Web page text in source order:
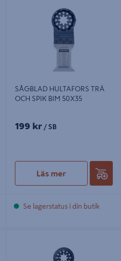
SPIK BIM 50X35
SÅGBLAD HULTAFORS TRÄ
OCH SPIK BIM 50X35
199 kr / SB
Läs mer
Se lagerstatus i din butik